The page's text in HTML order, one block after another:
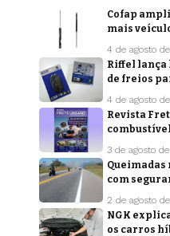
Cofap
mais
4 de agosto
Riffel lança
de freios
4 de agosto
Revista
3 de agosto
Queimadas
com
2 de agosto
NGK
os carros